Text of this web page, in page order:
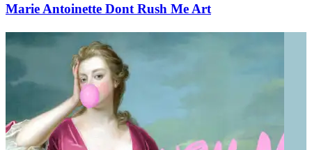
Marie Antoinette Dont Rush Me Art